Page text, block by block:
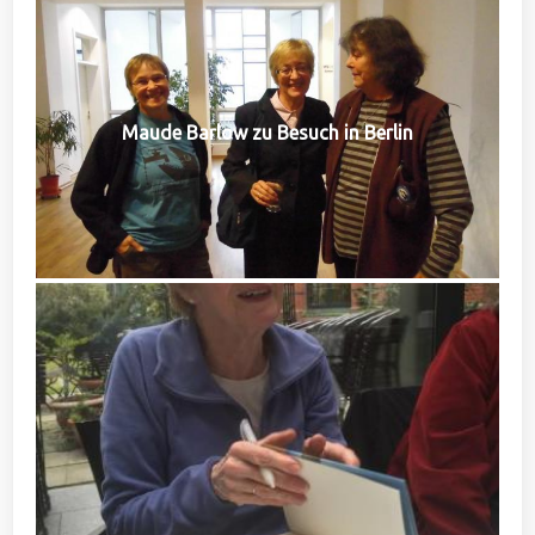
Maude Barlow zu Besuch in Berlin